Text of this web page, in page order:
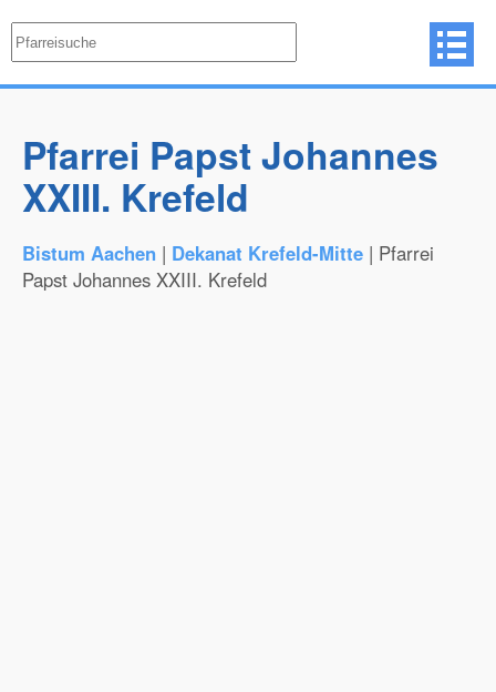
Pfarrei Papst Johannes
XXIII. Krefeld
Bistum Aachen | Dekanat Krefeld-Mitte | Pfarrei
Papst Johannes XXIII. Krefeld